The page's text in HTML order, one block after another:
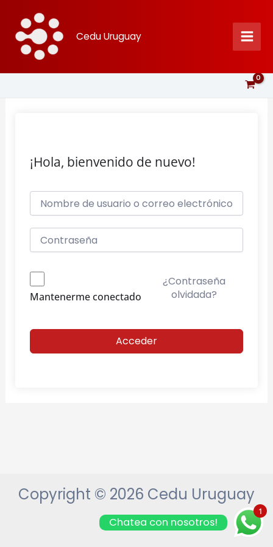
contenido
Cedu Uruguay
¡Hola, bienvenido de nuevo!
Mantenerme conectado
¿Contraseña
olvidada?
Acceder
Copyright © 2026 Cedu Uruguay
1
Chatea con nosotros!